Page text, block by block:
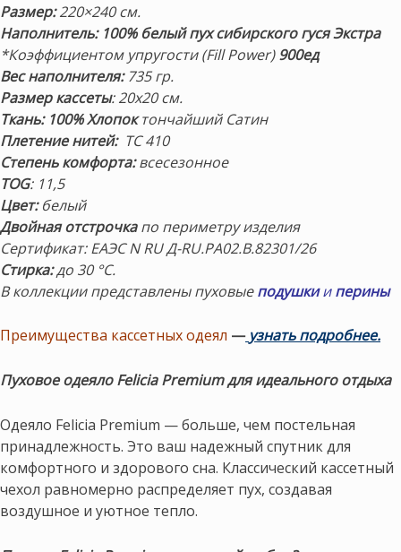
Размер:220×240 см.
Наполнитель: 100% белый пух сибирского гуся Экстра
*Коэффициентом упругости (Fill Power)900ед
Вес наполнителя:735 гр.
Размер кассеты: 20х20 см.
Ткань: 100% Хлопоктончайший Сатин
Плетение нитей:TC 410
Степень комфорта:всесезонное
TOG: 11,5
Цвет:белый
Двойная отстрочкапо периметру изделия
Сертификат: ЕАЭС N RU Д-RU.РА02.В.82301/26
Стирка:до 30 °С.
В коллекции представлены пуховыеподушкииперины
Преимущества кассетных одеял — узнать подробнее.
Пуховое одеяло Felicia Premium для идеального отдыха
Одеяло Felicia Premium — больше, чем постельная
принадлежность. Это ваш надежный спутник для
комфортного и здорового сна. Классический кассетный
чехол равномерно распределяет пух, создавая
воздушное и уютное тепло.